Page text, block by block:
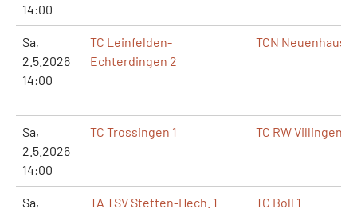
14:00
Sa,
2.5.2026
14:00
TC Leinfelden-
Echterdingen 2
TCN Neuenhaus 1
Sa,
2.5.2026
14:00
TC Trossingen 1 TC RW
Sa, TA TSV Stetten-Hech. 1 TC Boll 1